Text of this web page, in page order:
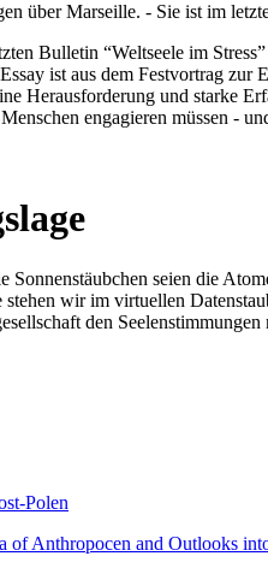
über Marseille. - Sie ist im
Bulletin “Weltseele im
ist aus dem Festvortrag zur
Herausforderung und starke
engagieren müssen -
seien die
wir im virtuellen
den
Polen
Anthropocen and Outlooks